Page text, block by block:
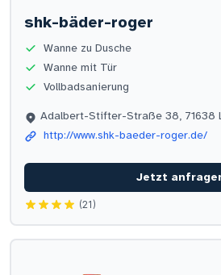
shk-bäder-roger
Wanne zu Dusche
Wanne mit Tür
Vollbadsanierung
Adalbert-Stifter-Straße 38, 71638
http://www.shk-baeder-roger.de/
Jetzt
(21)